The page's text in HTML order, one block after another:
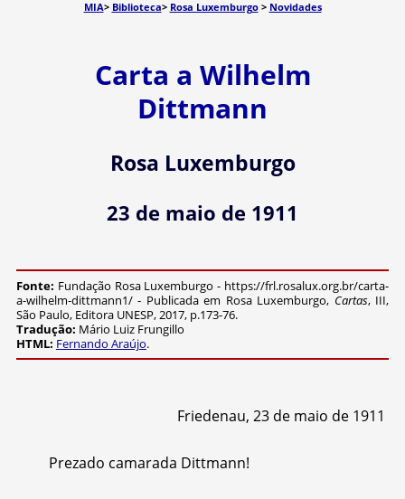
MIA> Biblioteca> Rosa Luxemburgo> Novidades
Carta a Wilhelm
Dittmann
Rosa Luxemburgo
23 de maio de 1911
Fonte: Fundação Rosa Luxemburgo - https://frl.rosalux.org.br/carta-
a-wilhelm-dittmann1/ - Publicada em Rosa Luxemburgo, Cartas, III,
São Paulo, Editora UNESP, 2017, p.173-76.
Tradução: Mário Luiz Frungillo
HTML: Fernando Araújo.
Friedenau, 23 de maio de 1911
Prezado camarada Dittmann!